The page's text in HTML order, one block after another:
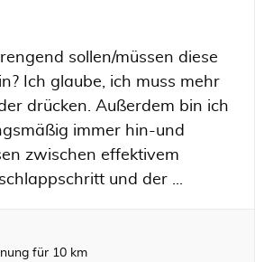
sollen/müssen diese
Ich glaube, ich muss mehr
drücken. Außerdem bin ich
immer hin-und
zwischen effektivem
und der ...
für 10 km